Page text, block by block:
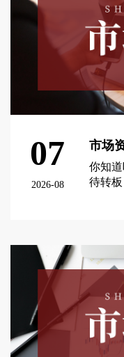
07
2026-08
市场
你知
待转